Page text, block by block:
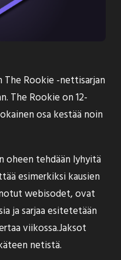
The Rookie -nettisarjan
. The Rookie on 12-
osa kestää noin
oheen tehdään lyhyitä
esimerkiksi kausien
webisodet, ovat
ja sarjaa esitetetään
viikossa.Jaksot
netistä.